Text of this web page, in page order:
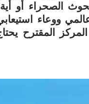
الصحراء أو
ووعاء
المقترح